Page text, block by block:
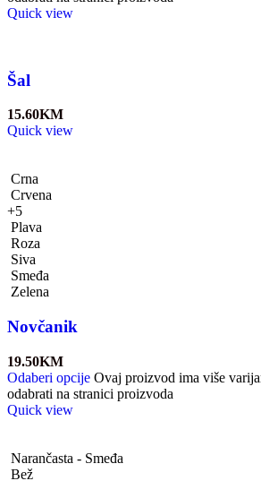
Quick view
Šal
15.60KM
Quick view
Crna
Crvena
+5
Plava
Roza
Siva
Smeđa
Zelena
Novčanik
19.50KM
Odaberi opcije Ovaj proizvod ima više
odabrati na stranici proizvoda
Quick view
Narančasta - Smeđa
Bež